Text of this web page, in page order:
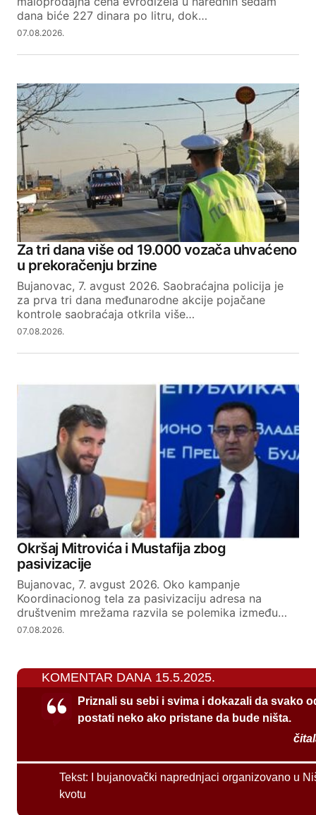
dana biće 227 dinara po litru, dok…
07.08.2026.
Za tri dana više od 19.000 vozača uhvaćeno
u prekoračenju brzine
Bujanovac, 7. avgust 2026. Saobraćajna policija je
za prva tri dana međunarodne akcije pojačane
kontrole saobraćaja otkrila više…
07.08.2026.
Okršaj Mitrovića i Mustafija zbog
pasivizacije
Bujanovac, 7. avgust 2026. Oko kampanje
Koordinacionog tela za pasivizaciju adresa na
društvenim mrežama razvila se polemika između…
07.08.2026.
KOMENTAR DANA 15.5.2025.
Priznali su sebi i svima i dokazali da svako
postati neko ako pristane da bude ništa.
Tekst:
I bujanovački naprednjaci organizovano u
kvotu